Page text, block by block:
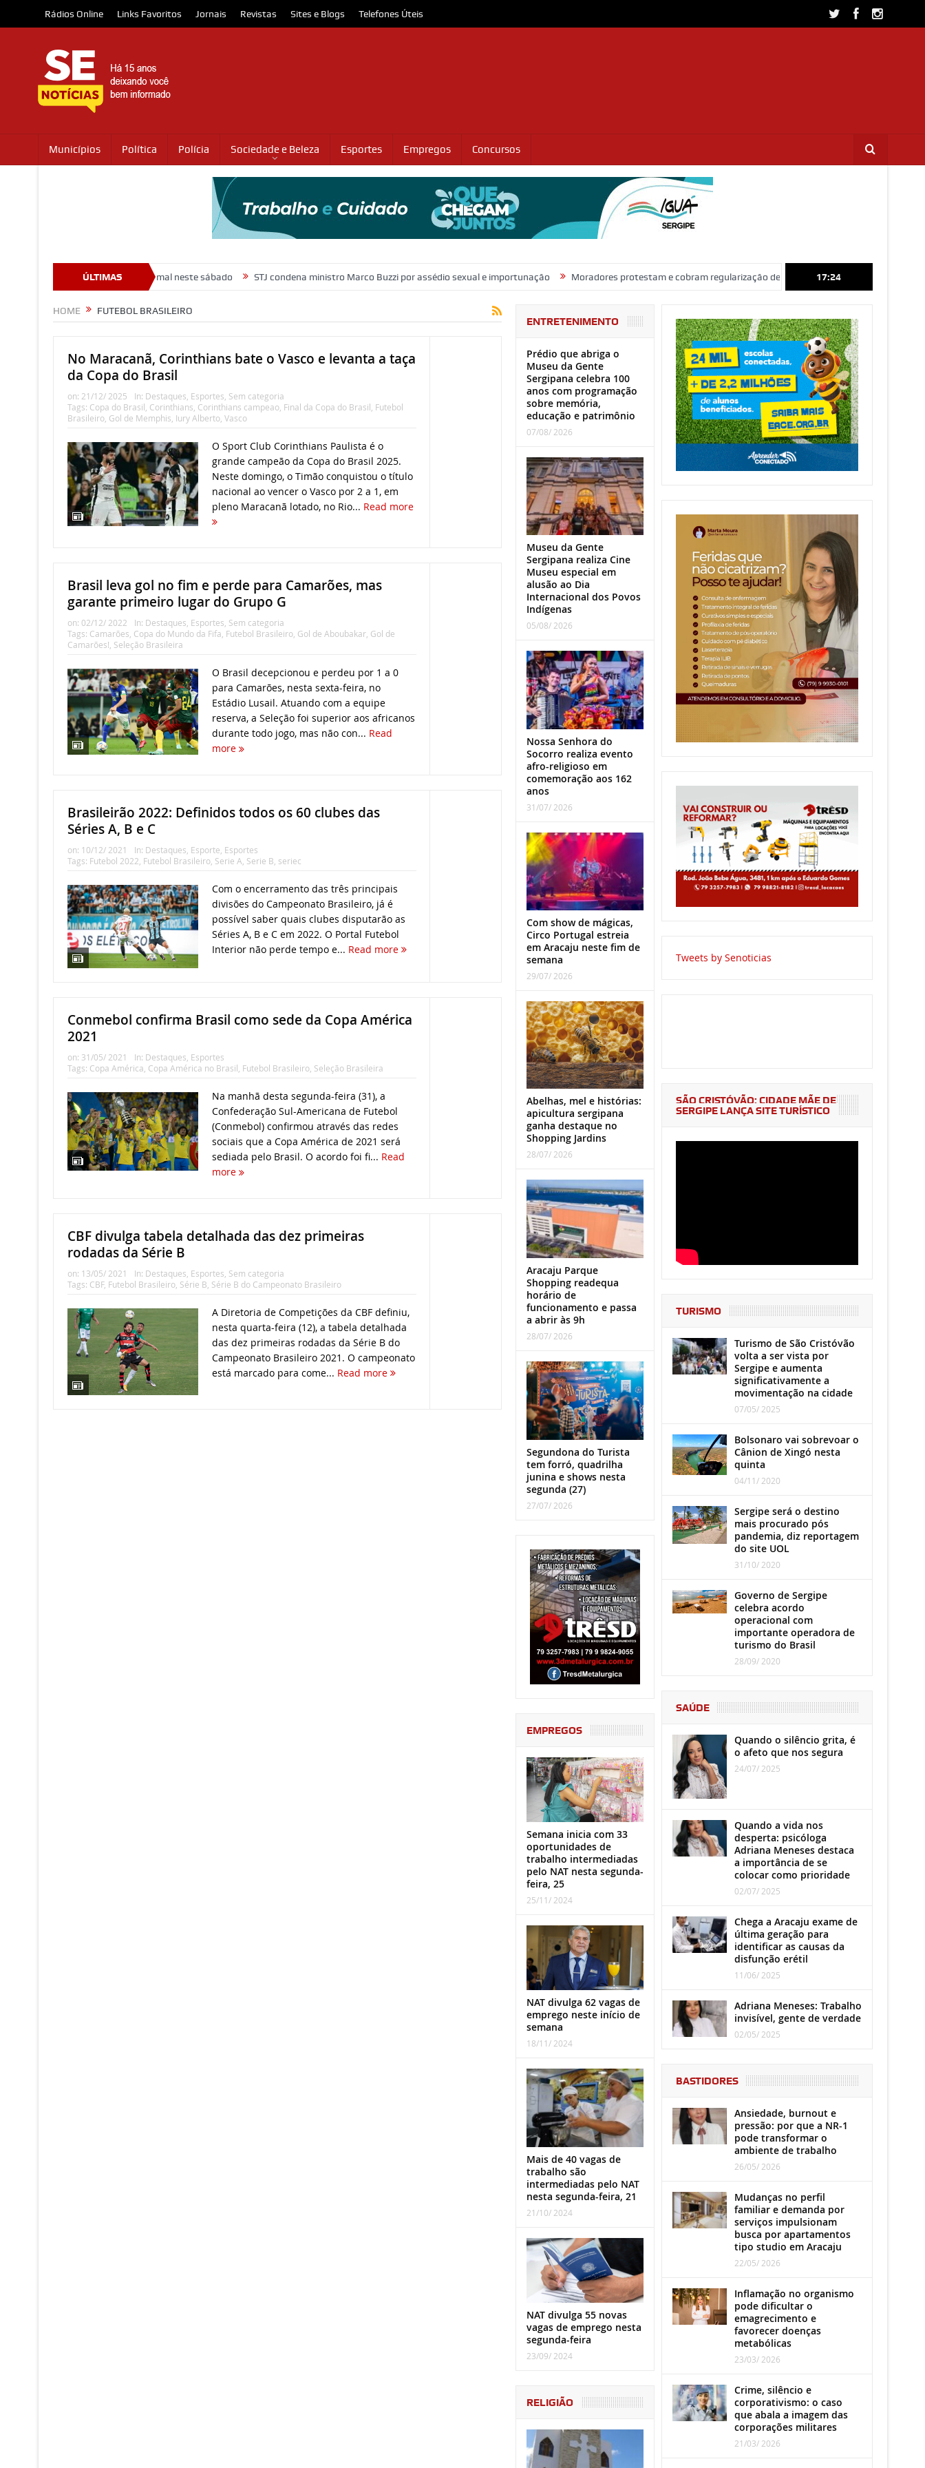
Rádios Online Links Favoritos Jornais Revistas Sites e Blogs Telefones Úteis
Municípios Política Polícia Sociedade e Beleza Esportes Empregos Concursos
ÚLTIMAS
ação de adoção animal neste sábado STJ condena ministro Marco Buzzi por assédio sexual e importunação Moradores protestam e cobram regularização de terrenos, água e energia em Socorro
17:24
HOME FUTEBOL BRASILEIRO
No Maracanã, Corinthians bate o Vasco e levanta a taça
da Copa do Brasil
on: 21/12/ 2025 In: Destaques Esportes Sem categoria
Tags: Copa do Brasil Corinthians Corinthians campeao, Final da Copa do Brasil Futebol
Brasileiro, Gol de Memphis Iury Alberto, Vasco
O Sport Club Corinthians Paulista é o
grande campeão da Copa do Brasil 2025.
Neste domingo, o Timão conquistou o título
nacional ao vencer o Vasco por 2 a 1, em
pleno Maracanã lotado, no Rio... Read more
Brasil leva gol no fim e perde para Camarões, mas
garante primeiro lugar do Grupo G
on: 02/12/ 2022 In: Destaques, Esportes, Sem categoria
Tags: Camarões, Copa do Mundo da Fifa, Futebol Brasileiro, Gol de Aboubakar, Gol de
Camarões!, Seleção Brasileira
O Brasil decepcionou e perdeu por 1 a 0
para Camarões, nesta sexta-feira, no
Estádio Lusail. Atuando com a equipe
reserva, a Seleção foi superior aos africanos
durante todo jogo, mas não con... Read
more
Brasileirão 2022: Definidos todos os 60 clubes das
Séries A, B e C
on: 10/12/ 2021 In: Destaques Esporte Esportes
Tags: Futebol 2022 Futebol Brasileiro, Serie A Serie B seriec
Com o encerramento das três principais
divisões do Campeonato Brasileiro, já é
possível saber quais clubes disputarão as
Séries A, B e C em 2022. O Portal Futebol
Interior não perde tempo e... Read more
Conmebol confirma Brasil como sede da Copa América
2021
on: 31/05/ 2021 In: Destaques, Esportes
Tags: Copa América, Copa América no Brasil, Futebol Brasileiro, Seleção Brasileira
Na manhã desta segunda-feira (31), a
Confederação Sul-Americana de Futebol
(Conmebol) confirmou através das redes
sociais que a Copa América de 2021 será
sediada pelo Brasil. O acordo foi fi... Read
more
CBF divulga tabela detalhada das dez primeiras
rodadas da Série B
on: 13/05/ 2021 In: Destaques Esportes Sem categoria
Tags: CBF, Futebol Brasileiro, Série B Série B do Campeonato Brasileiro
A Diretoria de Competições da CBF definiu,
nesta quarta-feira (12), a tabela detalhada
das dez primeiras rodadas da Série B do
Campeonato Brasileiro 2021. O campeonato
está marcado para come... Read more
ENTRETENIMENTO
Prédio que abriga o
Museu da Gente
Sergipana celebra 100
anos com programação
sobre memória,
educação e patrimônio
07/08/ 2026
Museu da Gente
Sergipana realiza Cine
Museu especial em
alusão ao Dia
Internacional dos Povos
Indígenas
05/08/ 2026
Nossa Senhora do
Socorro realiza evento
afro-religioso em
comemoração aos 162
anos
31/07/ 2026
Com show de mágicas,
Circo Portugal estreia
em Aracaju neste fim de
semana
29/07/ 2026
Abelhas, mel e histórias:
apicultura sergipana
ganha destaque no
Shopping Jardins
28/07/ 2026
Aracaju Parque
Shopping readequa
horário de
funcionamento e passa
a abrir às 9h
28/07/ 2026
Segundona do Turista
tem forró, quadrilha
junina e shows nesta
segunda (27)
27/07/ 2026
EMPREGOS
Semana inicia com 33
oportunidades de
trabalho intermediadas
pelo NAT nesta segunda-
feira, 25
25/11/ 2024
NAT divulga 62 vagas de
emprego neste início de
semana
18/11/ 2024
Mais de 40 vagas de
trabalho são
intermediadas pelo NAT
nesta segunda-feira, 21
21/10/ 2024
NAT divulga 55 novas
vagas de emprego nesta
segunda-feira
23/09/ 2024
RELIGIÃO
Tweets by Senoticias
SÃO CRISTÓVÃO: CIDADE MÃE DE
SERGIPE LANÇA SITE TURÍSTICO
TURISMO
Turismo de São Cristóvão
volta a ser vista por
Sergipe e aumenta
significativamente a
movimentação na cidade
07/05/ 2025
Bolsonaro vai sobrevoar o
Cânion de Xingó nesta
quinta
04/11/ 2020
Sergipe será o destino
mais procurado pós
pandemia, diz reportagem
do site UOL
31/10/ 2020
Governo de Sergipe
celebra acordo
operacional com
importante operadora de
turismo do Brasil
28/09/ 2020
SAÚDE
Quando o silêncio grita, é
o afeto que nos segura
24/07/ 2025
Quando a vida nos
desperta: psicóloga
Adriana Meneses destaca
a importância de se
colocar como prioridade
02/07/ 2025
Chega a Aracaju exame de
última geração para
identificar as causas da
disfunção erétil
11/06/ 2025
Adriana Meneses: Trabalho
invisível, gente de verdade
02/05/ 2025
BASTIDORES
Ansiedade, burnout e
pressão: por que a NR-1
pode transformar o
ambiente de trabalho
26/05/ 2026
Mudanças no perfil
familiar e demanda por
serviços impulsionam
busca por apartamentos
tipo studio em Aracaju
22/05/ 2026
Inflamação no organismo
pode dificultar o
emagrecimento e
favorecer doenças
metabólicas
23/03/ 2026
Crime, silêncio e
corporativismo: o caso
que abala a imagem das
corporações militares
21/03/ 2026